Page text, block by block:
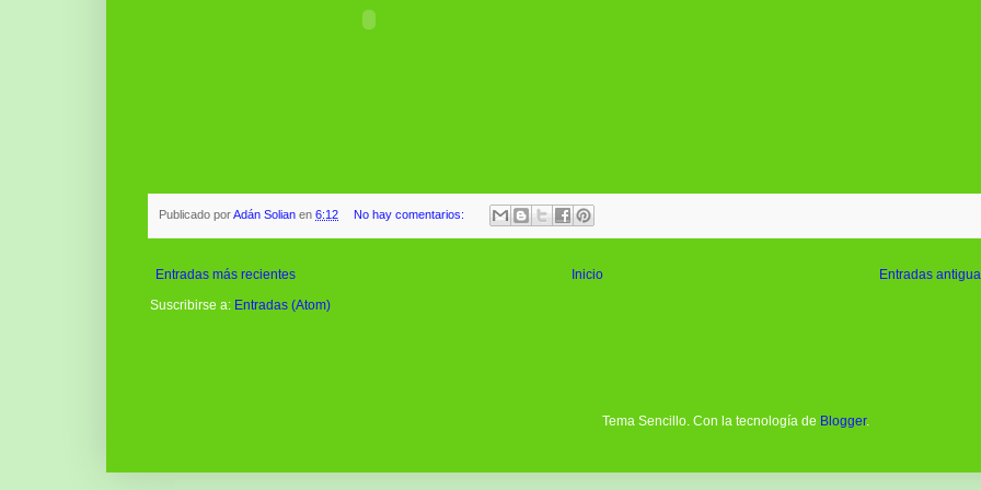
Publicado porAdán Solian en 6:12 No hay comentarios:
Entradas más recientes Entradas
Inicio
Suscribirse a: Entradas (Atom)
Tema Sencillo. Con la tecnología de Blogger.